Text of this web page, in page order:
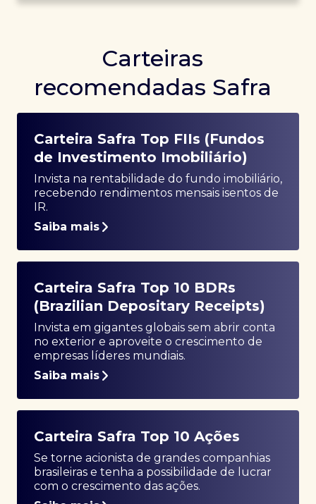
Carteiras
recomendadas Safra
Carteira Safra Top FIIs (Fundos
de Investimento Imobiliário)
Invista na rentabilidade do fundo imobiliário,
recebendo rendimentos mensais isentos de
IR.
Saiba mais
Carteira Safra Top 10 BDRs
(Brazilian Depositary Receipts)
Invista em gigantes globais sem abrir conta
no exterior e aproveite o crescimento de
empresas líderes mundiais.
Saiba mais
Carteira Safra Top 10 Ações
Se torne acionista de grandes companhias
brasileiras e tenha a possibilidade de lucrar
com o crescimento das ações.